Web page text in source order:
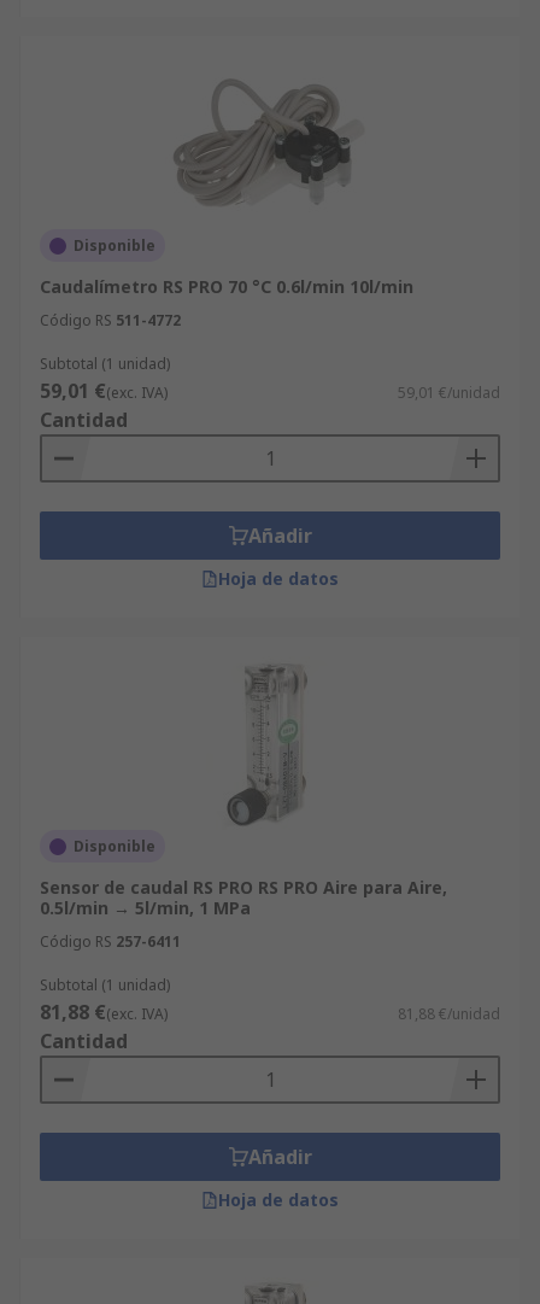
Disponible
Caudalímetro RS PRO 70 °C 0.6l/min 10l/min
Código RS 511-4772
Subtotal (1 unidad)
59,01 €(exc. IVA) 59,01 €/unidad
Cantidad
Añadir
Hoja de datos
Disponible
Sensor de caudal RS PRO RS PRO Aire para Aire,
0.5l/min → 5l/min, 1 MPa
Código RS 257-6411
Subtotal (1 unidad)
81,88 €(exc. IVA) 81,88 €/unidad
Cantidad
Añadir
Hoja de datos